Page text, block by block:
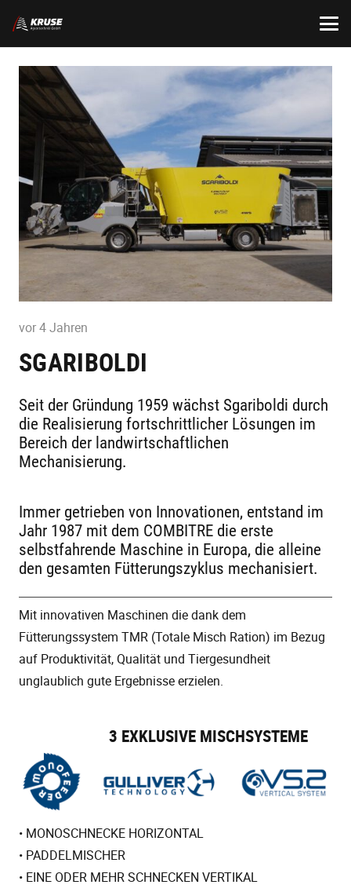
vor 4 Jahren
SGARIBOLDI
Seit der Gründung 1959 wächst Sgariboldi durch
die Realisierung fortschrittlicher Lösungen im
Bereich der landwirtschaftlichen
Mechanisierung.
Immer getrieben von Innovationen, entstand im
Jahr 1987 mit dem COMBITRE die erste
selbstfahrende Maschine in Europa, die alleine
den gesamten Fütterungszyklus mechanisiert.
Mit innovativen Maschinen die dank dem
Fütterungssystem TMR (Totale Misch Ration) im Bezug
auf Produktivität, Qualität und Tiergesundheit
unglaublich gute Ergebnisse erzielen.
3 EXKLUSIVE MISCHSYSTEME
• MONOSCHNECKE HORIZONTAL
• PADDELMISCHER
• EINE ODER MEHR SCHNECKEN VERTIKAL